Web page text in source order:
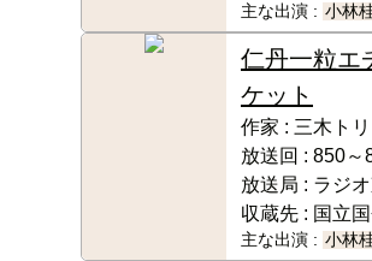
主な出演 : 小林
仁丹一粒エ
ケット
作家 : 三木ト
放送回 : 850～
放送局 : ラジ
収蔵先 : 国立
主な出演 : 小林